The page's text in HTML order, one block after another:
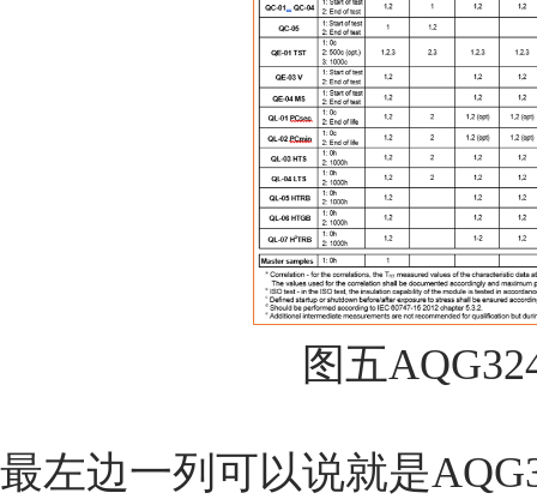
图五
最左边一列可以说就是